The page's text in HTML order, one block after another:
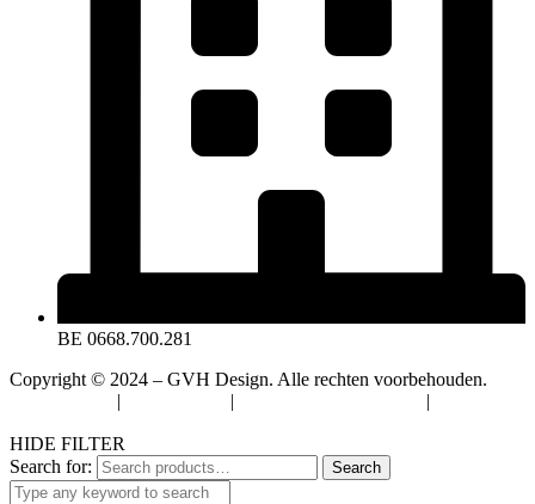
BE 0668.700.281
Copyright © 2024 – GVH Design. Alle rechten voorbehouden.
| | |
HIDE FILTER
Search for:
Search